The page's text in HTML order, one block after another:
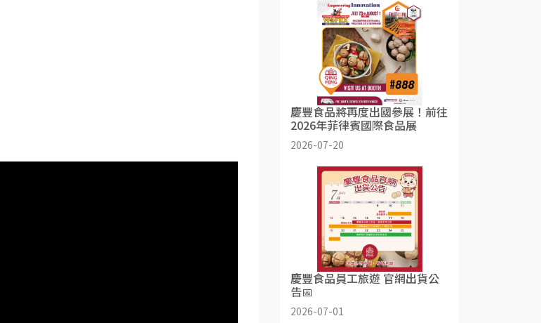
慶豐食品將再度出國參展！前往
2026年菲律賓國際食品展
2026-07-20
慶豐食品員工旅遊 官網出貨公
告📅
2026-07-01